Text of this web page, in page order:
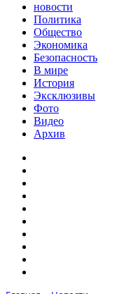
новости
Политика
Общество
Экономика
Безопасность
В мире
История
Эксклюзивы
Фото
Видео
Архив